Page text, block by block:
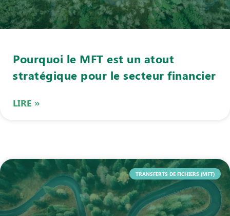
Pourquoi le MFT est un atout
stratégique pour le secteur financier
LIRE »
TRANSFERTS DE FICHIERS (MFT)